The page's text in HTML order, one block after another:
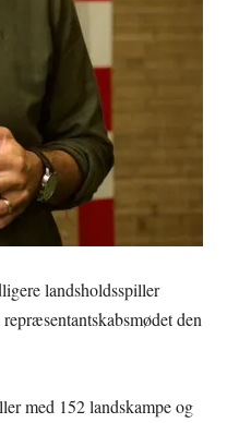
landsholdsspiller
den
med 152 landskampe og